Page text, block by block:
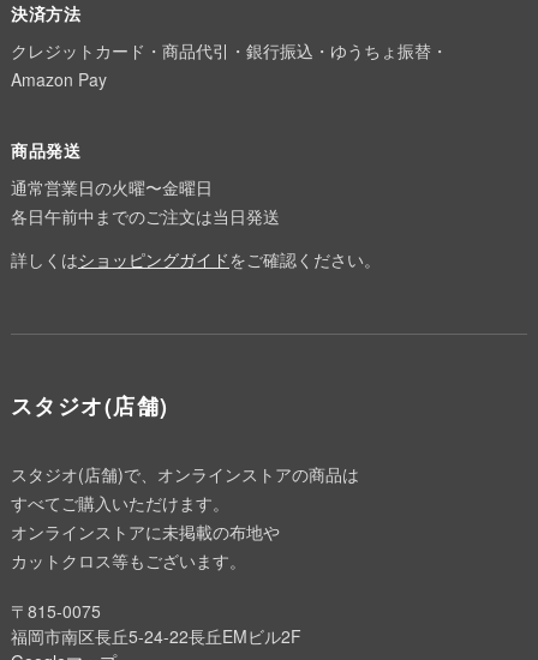
決済方法
クレジットカード・商品代引・銀行振込・ゆうちょ振替・
Amazon Pay
商品発送
通常営業日の火曜〜金曜日
各日午前中までのご注文は当日発送
詳しくはショッピングガイドをご確認ください。
スタジオ(店舗)
スタジオ(店舗)で、オンラインストアの商品は
すべてご購入いただけます。
オンラインストアに未掲載の布地や
カットクロス等もございます。
〒815-0075
福岡市南区長丘5-24-22長丘EMビル2F